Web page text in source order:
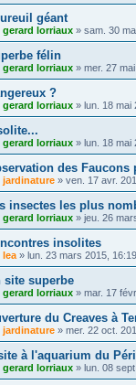
géant
gerard lorriaux » sam. 30
félin
gerard lorriaux » mer. 27
?
gerard lorriaux » lun. 18 mai
gerard lorriaux » lun. 18 mai
des Faucons
jardinature » ven. 17 avr.
insectes les plus
gerard lorriaux » jeu. 26
insolites
lea » lun. 23 mars 2015, 16:19
site superbe
gerard lorriaux » mar. 17
du Creaves à
jardinature » mer. 22 oct.
à l'aquarium du
gerard lorriaux » lun. 08